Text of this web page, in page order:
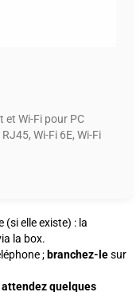
et Wi-Fi pour PC
Wi-Fi 6E, Wi-Fi
(si elle existe) : la
la box.
; branchez-lesur
attendez quelques